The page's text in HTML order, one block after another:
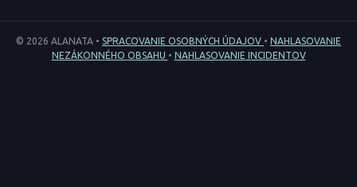
© 2026 ALANATA • SPRACOVANIE OSOBNÝCH ÚDAJOV • NAHLASOVANIE
NEZÁKONNÉHO OBSAHU • NAHLASOVANIE INCIDENTOV